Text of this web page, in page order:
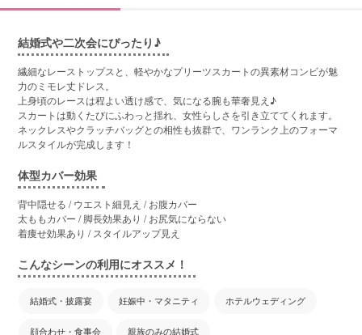
結婚式や二次会にぴったり♪
繊細なレーストップスと、軽やかなプリーツスカートの異素材コンビが魅
力のミモレ丈ドレス。
上身頃のレースは程よい透け感で、気になる腕も華奢見え♪
スカートは動くたびにふわっと揺れ、女性らしさを引き立ててくれます。
ネックレスやクラッチバッグとの相性も抜群で、ワンランク上のフォーマ
ルスタイルが完成します！
体型カバー効果
背中隠せる / ウエスト細見え / お腹カバー
太ももカバー / 脚長効果あり / お尻気にならない
着痩せ効果あり / スタイルアップ見え
こんなシーンの利用にオススメ！
結婚式・披露宴 妊娠中・マタニティ ホテルウェディング
顔合わせ・食事会 親族のみの結婚式